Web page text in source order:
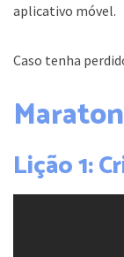
aplicativo móvel.
Caso tenha
Lição 1: